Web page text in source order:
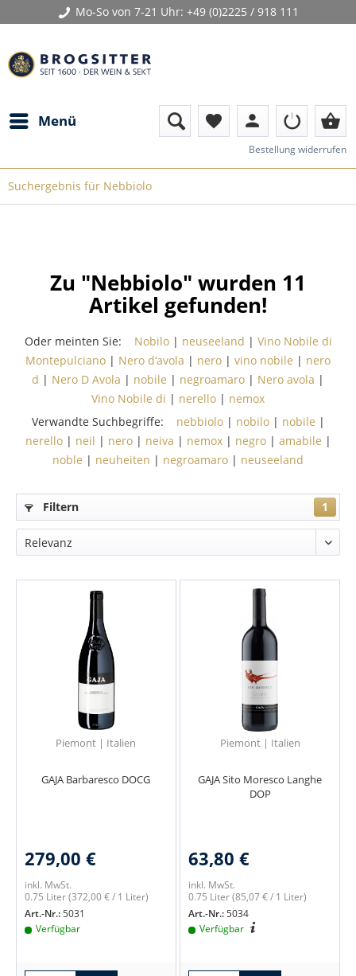
Mo-So von 7-21 Uhr: +49 (0)2225 / 918 111
Menü favorite person shopping_basket
Bestellung widerrufen
Suchergebnis für Nebbiolo
Zu "Nebbiolo" wurden 11
Artikel gefunden!
Oder meinten Sie: Nobilo| neuseeland | Vino Nobile di
Montepulciano | Nero d‘avola | nero | vino nobile | nero
d | Nero D Avola | nobile | negroamaro | Nero avola |
Vino Nobile di | nerello | nemox
Verwandte Suchbegriffe:
nebbiolo| nobilo| nobile |
nerello| neil | nero| neiva | nemox| negro| amabile |
noble | neuheiten | negroamaro | neuseeland
Filtern 1
Piemont | Italien
GAJA Barbaresco DOCG
279,00 €
inkl. MwSt.
0.75 Liter(372,00 € / 1 Liter)
Art.-Nr.:5031
Verfügbar
Piemont | Italien
GAJA Sito Moresco Langhe
DOP
63,80 €
inkl. MwSt.
0.75 Liter(85,07 € / 1 Liter)
Art.-Nr.:5034
Verfügbar